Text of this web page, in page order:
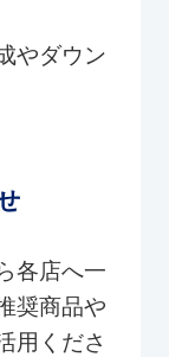
やダウン
各店へ一
奨商品や
用くださ